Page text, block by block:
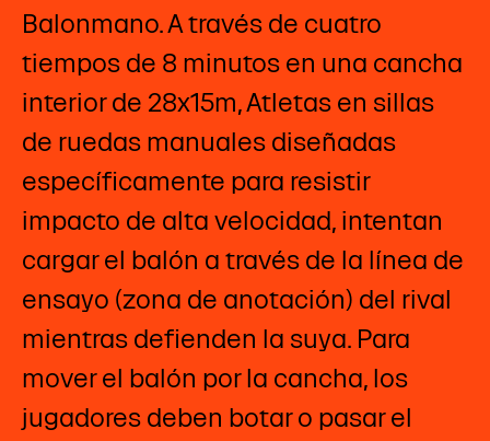
Balonmano. A través de cuatro
tiempos de 8 minutos en una cancha
interior de 28x15m, Atletas en sillas
de ruedas manuales diseñadas
específicamente para resistir
impacto de alta velocidad, intentan
cargar el balón a través de la línea de
ensayo (zona de anotación) del rival
mientras defienden la suya. Para
mover el balón por la cancha, los
jugadores deben botar o pasar el